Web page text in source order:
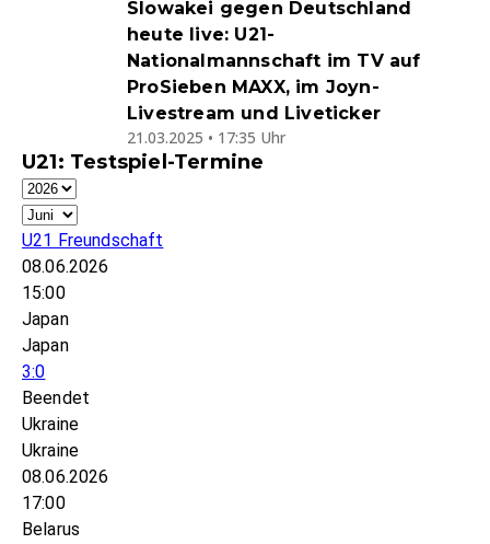
Slowakei gegen Deutschland
heute live: U21-
Nationalmannschaft im TV auf
ProSieben MAXX, im Joyn-
Livestream und Liveticker
21.03.2025 • 17:35 Uhr
U21: Testspiel-Termine
U21 Freundschaft
08.06.2026
15:00
Japan
Japan
3:0
Beendet
Ukraine
Ukraine
08.06.2026
17:00
Belarus